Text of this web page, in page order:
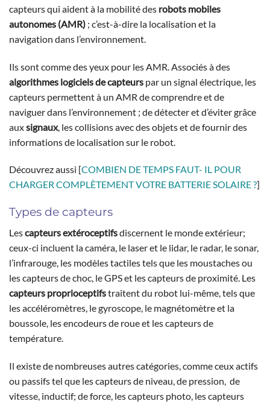
capteurs qui aident à la mobilité des robots mobiles
autonomes (AMR) ; c’est-à-dire la localisation et la
navigation dans l’environnement.
Ils sont comme des yeux pour les AMR. Associés à des
algorithmes logiciels de capteurs par un signal électrique, les
capteurs permettent à un AMR de comprendre et de
naviguer dans l’environnement ; de détecter et d’éviter grâce
auxsignaux, les collisions avec des objets et de fournir des
informations de localisation sur le robot.
Découvrez aussi [COMBIEN DE TEMPS FAUT- IL POUR
CHARGER COMPLÈTEMENT VOTRE BATTERIE SOLAIRE ?]
Types de capteurs
Lescapteurs extéroceptifsdiscernent le monde extérieur;
ceux-ci incluent la caméra, le laser et le lidar, le radar, le sonar,
l’infrarouge, les modèles tactiles tels que les moustaches ou
les capteurs de choc, le GPS et les capteurs de proximité. Les
capteurs proprioceptifstraitent du robot lui-même, tels que
les accéléromètres, le gyroscope, le magnétomètre et la
boussole, les encodeurs de roue et les capteurs de
température.
Il existe de nombreuses autres catégories, comme ceux actifs
ou passifs tel que les capteurs de niveau, de pression, de
vitesse, inductif; de force, les capteurs photo, les capteurs